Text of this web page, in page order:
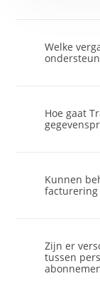
kunt het
opschalen.
Welke
Microsoft
Hoe gaat
gegevens
Kunnen
facturering
Zijn er
tussen